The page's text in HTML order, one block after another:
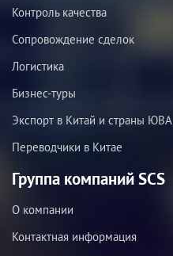
Контроль качества
Сопровождение сделок
Логистика
Бизнес-туры
Экспорт в Китай и страны ЮВА
Переводчики в Китае
Группа компаний SCS
О компании
Контактная информация